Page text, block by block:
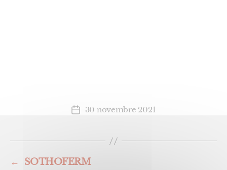
Date30 novembre 2021
←
SOTHOFERM